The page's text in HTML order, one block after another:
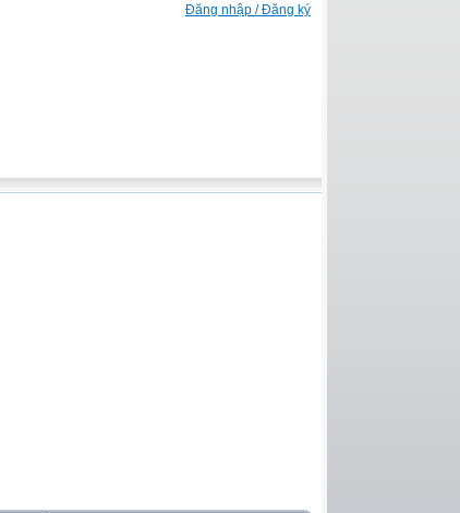
Đăng nhập / Đăng ký